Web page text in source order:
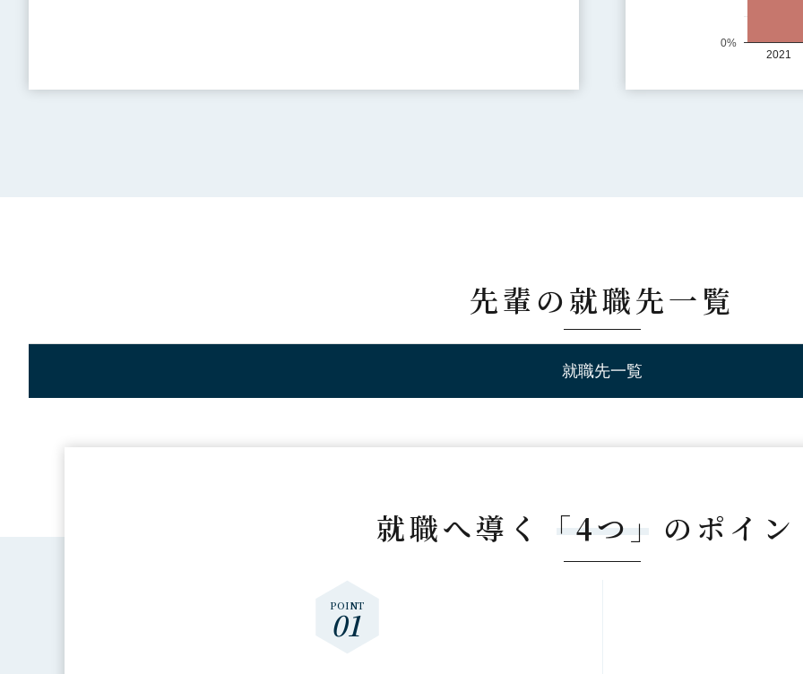
2021
0%
先輩の就職先一覧
就職先一覧
就職へ導く 「4つ」 のポイ